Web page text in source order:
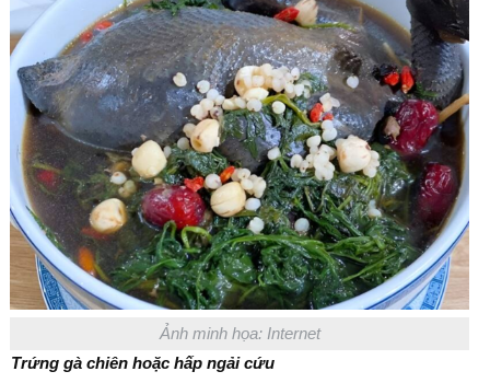
Ảnh minh họa: Internet
Trứng gà chiên hoặc hấp ngải cứu